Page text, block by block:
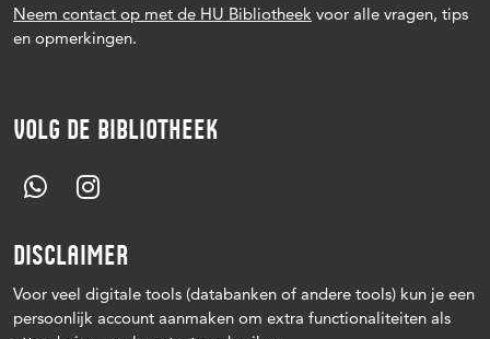
Neem contact op met de HU Bibliotheek voor alle vragen, tips
en opmerkingen.
VOLG DE BIBLIOTHEEK
DISCLAIMER
Voor veel digitale tools (databanken of andere tools) kun je een
persoonlijk account aanmaken om extra functionaliteiten als